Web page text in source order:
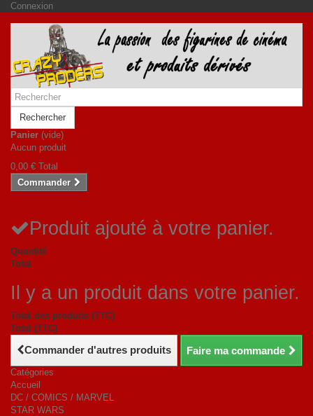
Connexion
Rechercher
Panier (vide)
Aucun produit
0,00 € Total
Commander
Produit ajouté à votre panier.
Quantité
Total
Il y a un produit dans votre panier.
Total des produits (TTC)
Total (TTC)
Commander d'autres produits Faire ma commande
Catégories
Accueil
DC / COMICS / MARVEL
STAR WARS